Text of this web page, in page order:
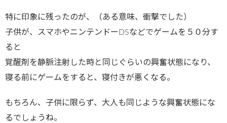
特に印象に残ったのが、（ある意味、衝撃でした）
子供が、スマホやニンテンドーDSなどでゲームを５０分す
ると
覚醒剤を静脈注射した時と同じぐらいの興奮状態になり、
寝る前にゲームをすると、寝付きが悪くなる。
もちろん、子供に限らず、大人も同じような興奮状態にな
るでしょうね。